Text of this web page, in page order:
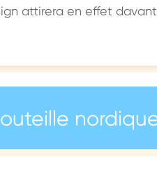
attirera en effet